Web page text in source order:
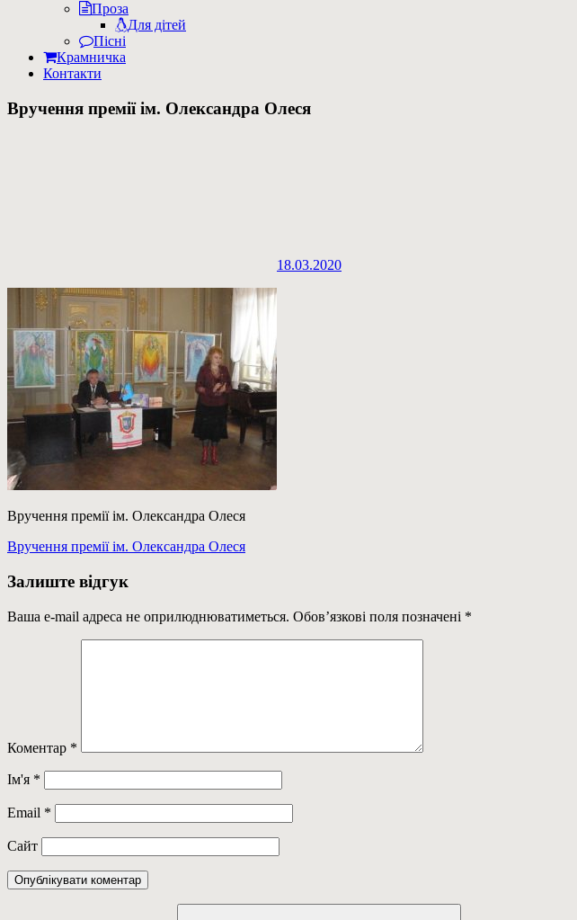
Проза
Для дітей
Пісні
Крамничка
Контакти
Вручення премії ім. Олександра Олеся
18.03.2020
Вручення премії ім. Олександра Олеся
Навігація
записів
Previous
Вручення премії ім. Олександра Олеся
Залиште відгук
Ваша e-mail адреса не оприлюднюватиметься. Обов’язкові поля позначені *
Коментар *
Ім'я *
Email *
Сайт